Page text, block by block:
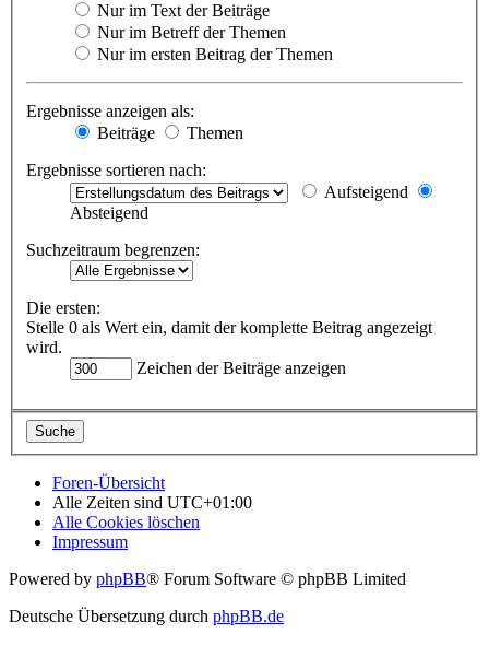
Nur im Text der Beiträge
Nur im Betreff der Themen
Nur im ersten Beitrag der Themen
Ergebnisse anzeigen als:
Beiträge
Themen
Ergebnisse sortieren nach:
Aufsteigend
Absteigend
Suchzeitraum begrenzen:
Die ersten:
Stelle 0 als Wert ein, damit der komplette Beitrag angezeigt
wird.
Zeichen der Beiträge anzeigen
Foren-Übersicht
Alle Zeiten sind UTC+01:00
Alle Cookies löschen
Impressum
Powered by phpBB® Forum Software © phpBB Limited
Deutsche Übersetzung durch phpBB.de